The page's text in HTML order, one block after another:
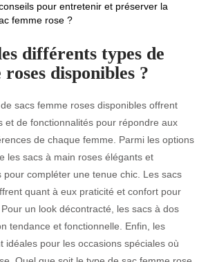
pour entretenir et préserver la
femme rose ?
différents types de
roses disponibles ?
sacs femme roses disponibles offrent
et de fonctionnalités pour répondre aux
de chaque femme. Parmi les options
les sacs à main roses élégants et
pour compléter une tenue chic. Les sacs
quant à eux praticité et confort pour
un look décontracté, les sacs à dos
tendance et fonctionnelle. Enfin, les
idéales pour les occasions spéciales où